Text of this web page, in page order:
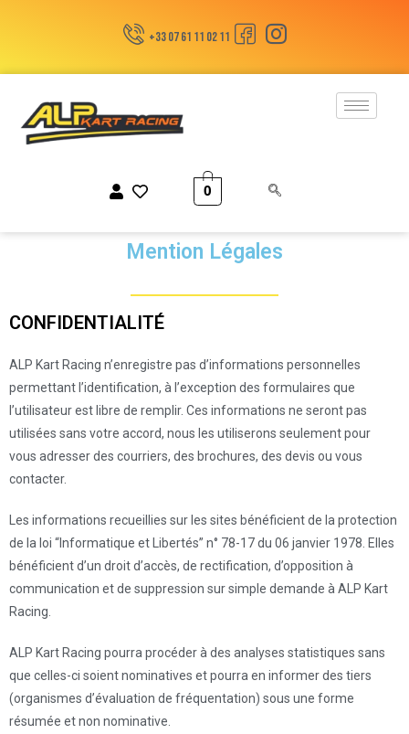
+33 07 61 11 02 11
0
Mention Légales
CONFIDENTIALITÉ
ALP Kart Racing n’enregistre pas d’informations personnelles
permettant l’identification, à l’exception des formulaires que
l’utilisateur est libre de remplir. Ces informations ne seront pas
utilisées sans votre accord, nous les utiliserons seulement pour
vous adresser des courriers, des brochures, des devis ou vous
contacter.
Les informations recueillies sur les sites bénéficient de la protection
de la loi “Informatique et Libertés” n° 78-17 du 06 janvier 1978. Elles
bénéficient d’un droit d’accès, de rectification, d’opposition à
communication et de suppression sur simple demande à ALP Kart
Racing.
ALP Kart Racing pourra procéder à des analyses statistiques sans
que celles-ci soient nominatives et pourra en informer des tiers
(organismes d’évaluation de fréquentation) sous une forme
résumée et non nominative.